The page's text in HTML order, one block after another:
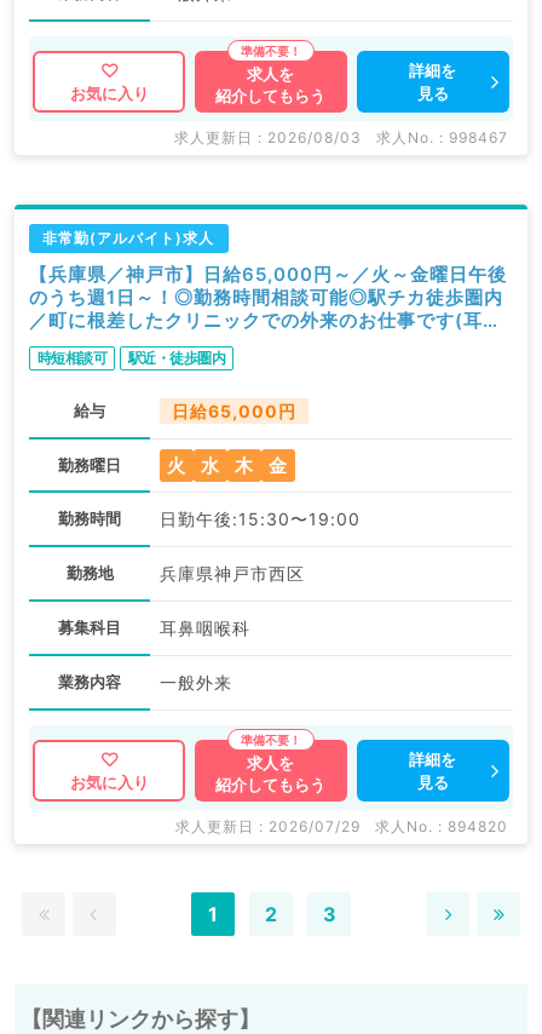
お気に入り
求人を
紹介してもらう
詳細を
見る
求人更新日 : 2026/08/03 求人No. : 998467
非常勤(アルバイト)求人
【兵庫県／神戸市】日給65,000円～／火～金曜日午後
のうち週1日～！◎勤務時間相談可能◎駅チカ徒歩圏内
／町に根差したクリニックでの外来のお仕事です(耳鼻
咽喉科／非常勤)
時短相談可 駅近・徒歩圏内
給与 日給65,000円
勤務曜日 火 水 木 金
勤務時間 日勤午後:15:30〜19:00
勤務地 兵庫県神戸市西区
募集科目 耳鼻咽喉科
業務内容 一般外来
お気に入り
求人を
紹介してもらう
詳細を
見る
求人更新日 : 2026/07/29 求人No. : 894820
1 2 3
【関連リンクから探す】